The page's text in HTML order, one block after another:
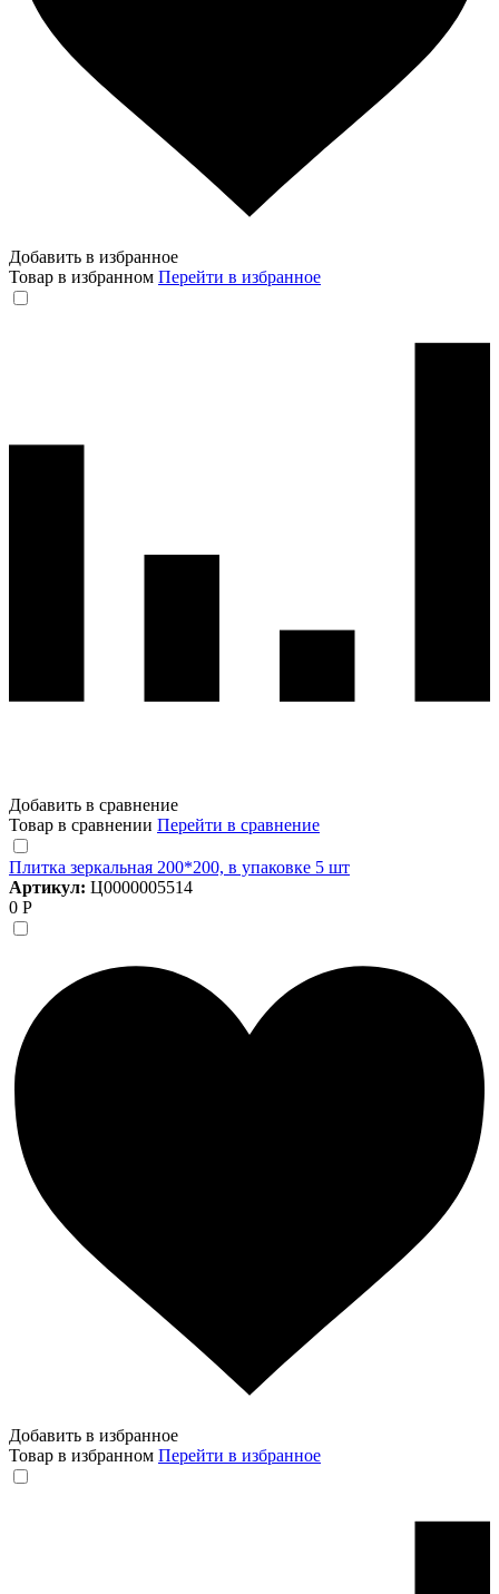
Добавить в избранное
Товар в избранном Перейти в избранное
Добавить в сравнение
Товар в сравнении Перейти в сравнение
Плитка зеркальная 200*200, в упаковке 5 шт
Артикул: Ц0000005514
0 Р
Добавить в избранное
Товар в избранном Перейти в избранное